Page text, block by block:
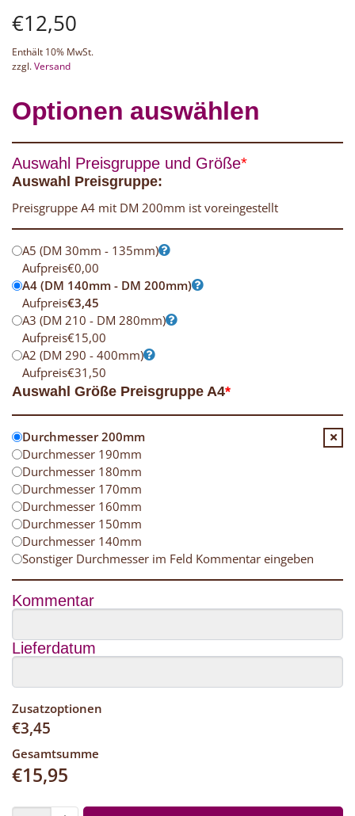
€12,50
Enthält 10% MwSt.
zzgl.Versand
Optionen auswählen
*
Auswahl Preisgruppe und Größe
Auswahl Preisgruppe:
Preisgruppe A4 mit DM 200mm ist voreingestellt
A5 (DM 30mm - 135mm)
Aufpreis€0,00
A4 (DM 140mm - DM 200mm)
Aufpreis€3,45
A3 (DM 210 - DM 280mm)
Aufpreis€15,00
A2 (DM 290 - 400mm)
Aufpreis€31,50
*
Auswahl Größe Preisgruppe A4
Durchmesser 200mm
Durchmesser 190mm
Durchmesser 180mm
Durchmesser 170mm
Durchmesser 160mm
Durchmesser 150mm
Durchmesser 140mm
Sonstiger Durchmesser im Feld Kommentar eingeben
Kommentar
Lieferdatum
Zusatzoptionen
€3,45
Gesamtsumme
€15,95